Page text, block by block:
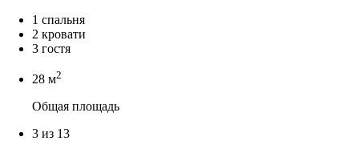
1 спальня
2 кровати
3 гостя
28 м2
Общая площадь
3 из 13